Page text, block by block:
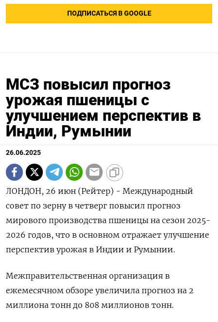
ПОДПИСАТЬСЯ В GOOGLE
МСЗ повысил прогноз
урожая пшеницы с
улучшением перспектив в
Индии, Румынии
26.06.2025
ЛОНДОН, 26 июн (Рейтер) - Международный
совет по зерну в четверг повысил прогноз
мирового производства пшеницы на сезон 2025-
2026 годов, что в основном отражает улучшение
перспектив урожая в Индии и Румынии.
Межправительственная организация в
ежемесячном обзоре увеличила прогноз на 2
миллиона тонн до 808 миллионов тонн.